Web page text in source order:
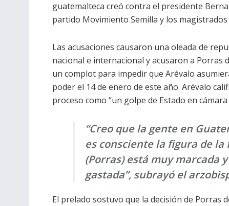
guatemalteca creó contra el presidente
partido Movimiento Semilla y los
Las acusaciones causaron una oleada de
nacional e internacional y acusaron a Porras
un complot para impedir que Arévalo
poder el 14 de enero de este año. Arévalo
proceso como “un golpe de Estado en cámara
“Creo que la gente en
es consciente la figura de la
(Porras) está muy marcada
gastada”, subrayó el
El prelado sostuvo que la decisión de Porras